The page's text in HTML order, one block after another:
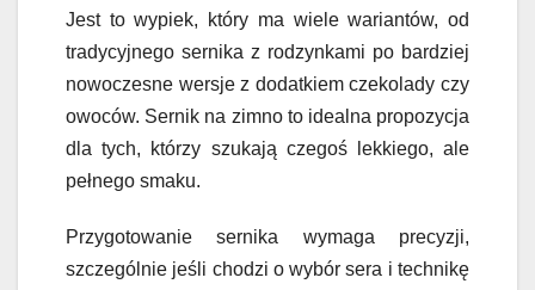
Jest to wypiek, który ma wiele wariantów, od
tradycyjnego sernika z rodzynkami po bardziej
nowoczesne wersje z dodatkiem czekolady czy
owoców. Sernik na zimno to idealna propozycja
dla tych, którzy szukają czegoś lekkiego, ale
pełnego smaku.
Przygotowanie sernika wymaga precyzji,
szczególnie jeśli chodzi o wybór sera i technikę